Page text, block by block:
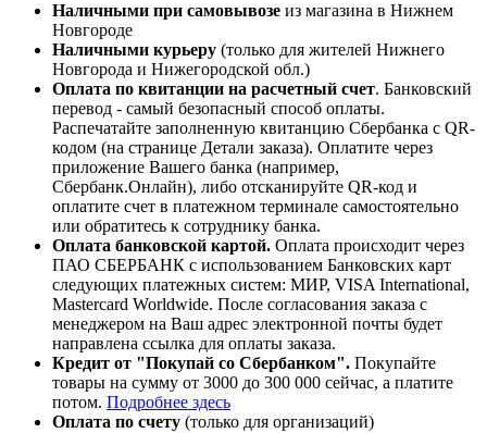
Наличными при самовывозе из магазина в Нижнем
Новгороде
Наличными курьеру (только для жителей Нижнего
Новгорода и Нижегородской обл.)
Оплата по квитанции на расчетный счет. Банковский
перевод - самый безопасный способ оплаты.
Распечатайте заполненную квитанцию Сбербанка с QR-
кодом (на странице Детали заказа). Оплатите через
приложение Вашего банка (например,
Сбербанк.Онлайн), либо отсканируйте QR-код и
оплатите счет в платежном терминале самостоятельно
или обратитесь к сотруднику банка.
Оплата банковской картой. Оплата происходит через
ПАО СБЕРБАНК с использованием Банковских карт
следующих платежных систем: МИР, VISA International,
Mastercard Worldwide. После согласования заказа с
менеджером на Ваш адрес электронной почты будет
направлена ссылка для оплаты заказа.
Кредит от "Покупай со Сбербанком". Покупайте
товары на сумму от 3000 до 300 000 сейчас, а платите
потом. Подробнее здесь
Оплата по счету (только для организаций)